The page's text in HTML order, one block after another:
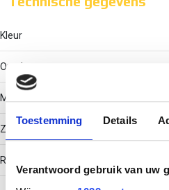
Toestemming Details
Verantwoord gebruik van uw
Kleur
Overig
Model
Zonder verbinder
RAL-nummer